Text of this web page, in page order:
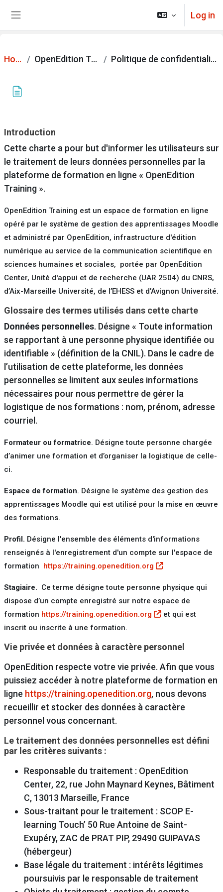
Log in
Home OpenEdition Training Politique de confidentialité (RGPD)
Introduction
Cette charte a pour but d'informer les utilisateurs sur
le traitement de leurs données personnelles par la
plateforme de formation en ligne « OpenEdition
Training ».
OpenEdition Training est un espace de formation en ligne
opéré par le système de gestion des apprentissages Moodle
et administré par OpenEdition, infrastructure d'édition
numérique au service de la communication scientifique en
sciences humaines et sociales, portée par OpenEdition
Center, Unité d'appui et de recherche (UAR 2504) du CNRS,
d’Aix-Marseille Université, de l’EHESS et d’Avignon Université.
Glossaire des termes utilisés dans cette charte
Données personnelles. Désigne « Toute information
se rapportant à une personne physique identifiée ou
identifiable » (définition de la CNIL). Dans le cadre de
l’utilisation de cette plateforme, les données
personnelles se limitent aux seules informations
nécessaires pour nous permettre de gérer la
logistique de nos formations : nom, prénom, adresse
courriel.
Formateur ou formatrice. Désigne toute personne chargée
d’animer une formation et d’organiser la logistique de celle-
ci.
Espace de formation. Désigne le système des gestion des
apprentissages Moodle qui est utilisé pour la mise en œuvre
des formations.
Profil. Désigne l'ensemble des éléments d'informations
renseignés à l'enregistrement d'un compte sur l'espace de
formation https://training.openedition.org
Stagiaire. Ce terme désigne toute personne physique qui
dispose d’un compte enregistré sur notre espace de
formation https://training.openedition.org
et qui est
inscrit ou inscrite à une formation.
Vie privée et données à caractère personnel
OpenEdition respecte votre vie privée. Afin que vous
puissiez accéder à notre plateforme de formation en
ligne https://training.openedition.org, nous devons
recueillir et stocker des données à caractère
personnel vous concernant.
Le traitement des données personnelles est défini
par les critères suivants :
Responsable du traitement : OpenEdition
Center, 22, rue John Maynard Keynes, Bâtiment
C, 13013 Marseille, France
Sous-traitant pour le traitement : SCOP E-
learning Touch’ 50 Rue Antoine de Saint-
Exupéry, ZAC de PRAT PIP, 29490 GUIPAVAS
(hébergeur)
Base légale du traitement : intérêts légitimes
poursuivis par le responsable de traitement